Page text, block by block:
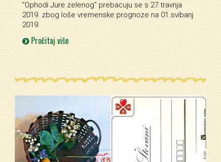
''Ophodi Jure zelenog'' prebacuju se s 27.travnja
2019. zbog loše vremenske prognoze na 01.svibanj
2019.
Pročitaj više